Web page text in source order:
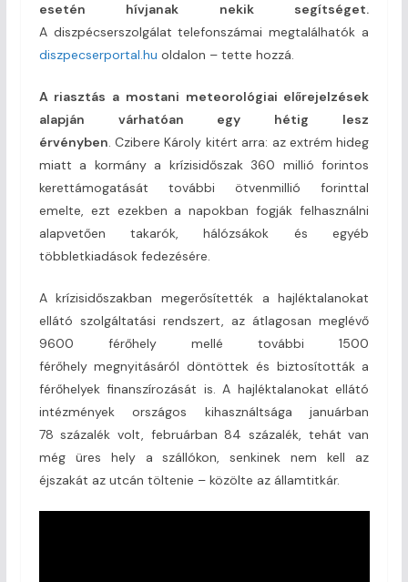
esetén hívjanak nekik segítséget.
A diszpécserszolgálat telefonszámai megtalálhatók a
diszpecserportal.hu oldalon – tette hozzá.
A riasztás a mostani meteorológiai előrejelzések
alapján várhatóan egy hétig lesz
érvényben. Czibere Károly kitért arra: az extrém hideg
miatt a kormány a krízisidőszak 360 millió forintos
kerettámogatását további ötvenmillió forinttal
emelte, ezt ezekben a napokban fogják felhasználni
alapvetően takarók, hálózsákok és egyéb
többletkiadások fedezésére.
A krízisidőszakban megerősítették a hajléktalanokat
ellátó szolgáltatási rendszert, az átlagosan meglévő
9600 férőhely mellé további 1500
férőhely megnyitásáról döntöttek és biztosították a
férőhelyek finanszírozását is. A hajléktalanokat ellátó
intézmények országos kihasználtsága januárban
78 százalék volt, februárban 84 százalék, tehát van
még üres hely a szállókon, senkinek nem kell az
éjszakát az utcán töltenie – közölte az államtitkár.